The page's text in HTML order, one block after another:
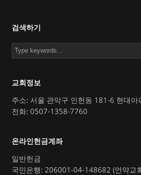
검색하기
교회정보
주소: 서울 관악구 인헌동 181-6 현대
전화: 0507-1358-7760
온라인헌금계좌
일반헌금
국민은행: 206001-04-148682 (언약교